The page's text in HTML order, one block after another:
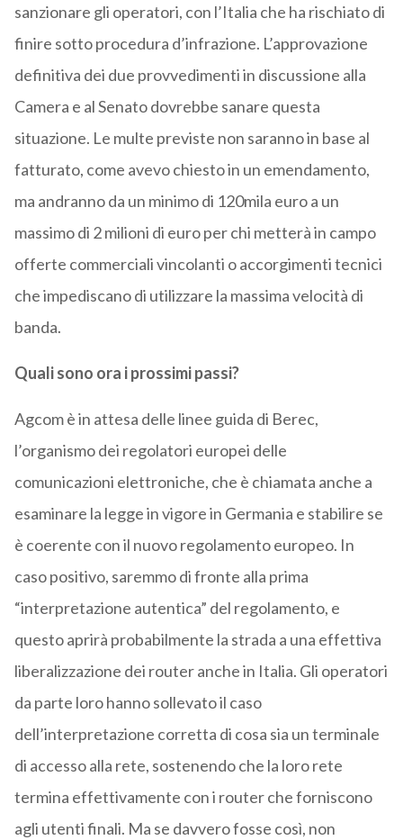
sanzionare gli operatori, con l’Italia che ha rischiato di
finire sotto procedura d’infrazione. L’approvazione
definitiva dei due provvedimenti in discussione alla
Camera e al Senato dovrebbe sanare questa
situazione. Le multe previste non saranno in base al
fatturato, come avevo chiesto in un emendamento,
ma andranno da un minimo di 120mila euro a un
massimo di 2 milioni di euro per chi metterà in campo
offerte commerciali vincolanti o accorgimenti tecnici
che impediscano di utilizzare la massima velocità di
banda.
Quali sono ora i prossimi passi?
Agcom è in attesa delle linee guida di Berec,
l’organismo dei regolatori europei delle
comunicazioni elettroniche, che è chiamata anche a
esaminare la legge in vigore in Germania e stabilire se
è coerente con il nuovo regolamento europeo. In
caso positivo, saremmo di fronte alla prima
“interpretazione autentica” del regolamento, e
questo aprirà probabilmente la strada a una effettiva
liberalizzazione dei router anche in Italia. Gli operatori
da parte loro hanno sollevato il caso
dell’interpretazione corretta di cosa sia un terminale
di accesso alla rete, sostenendo che la loro rete
termina effettivamente con i router che forniscono
agli utenti finali. Ma se davvero fosse così, non